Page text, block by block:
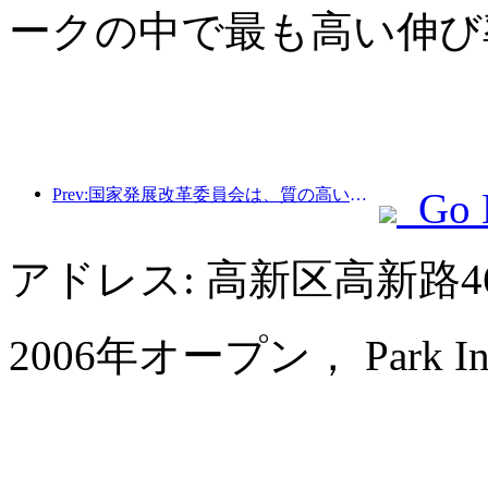
ークの中で最も高い伸
Prev:国家発展改革委員会は、質の高いアウトドアスポーツの目的地49か所の最初のバッチを発表しました。
Go
アドレス: 高新区高新路
2006年オープン， Park